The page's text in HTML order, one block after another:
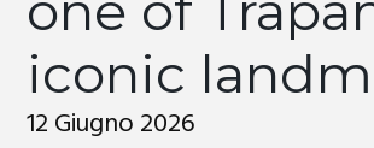
iconic
12 Giugno 2026